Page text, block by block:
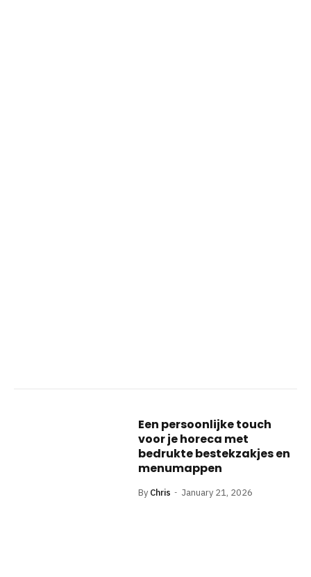
Een persoonlijke touch
voor je horeca met
bedrukte bestekzakjes en
menumappen
By Chris January 21, 2026